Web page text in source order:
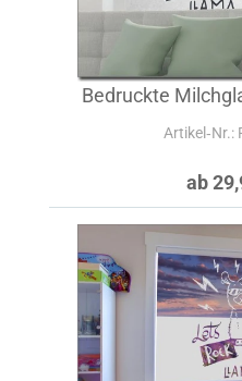
Bedruckte
Artikel‑Nr.:
ab